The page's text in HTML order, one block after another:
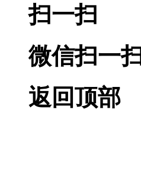
扫一扫
微信扫一扫
返回顶部